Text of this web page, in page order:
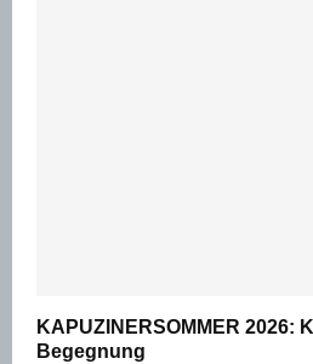
KAPUZINERSOMMER 2026:
Begegnung